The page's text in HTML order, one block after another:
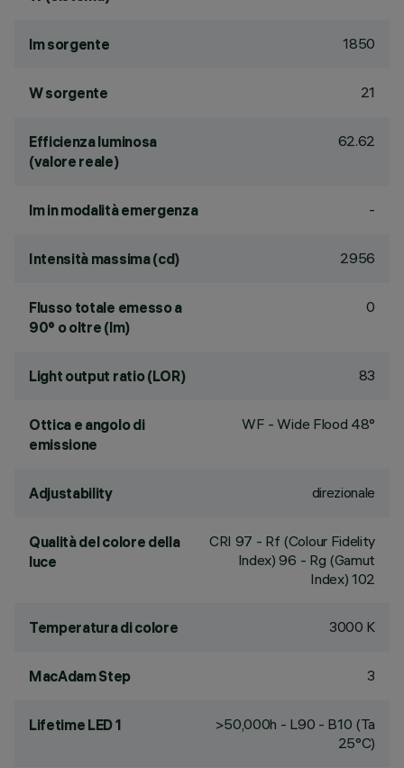
lm sorgente 1850
W sorgente 21
Efficienza luminosa
(valore reale)
62.62
lm in modalità emergenza -
Intensità massima (cd) 2956
Flusso totale emesso a
90° o oltre (lm)
0
Light output ratio (LOR) 83
Ottica e angolo di
emissione
WF - Wide Flood 48°
Adjustability direzionale
Qualità del colore della
luce
CRI 97 - Rf (Colour Fidelity
Index) 96 - Rg (Gamut
Index) 102
Temperatura di colore 3000 K
MacAdam Step 3
Lifetime LED 1
>50,000h - L90 - B10 (Ta
25°C)